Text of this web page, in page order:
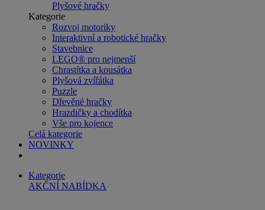
Plyšové hračky
Kategorie
Rozvoj motoriky
Interaktivní a robotické hračky
Stavebnice
LEGO® pro nejmenší
Chrastítka a kousátka
Plyšová zvířátka
Puzzle
Dřevěné hračky
Hrazdičky a chodítka
Vše pro kojence
Celá kategorie
NOVINKY
Kategorie
AKČNÍ NABÍDKA